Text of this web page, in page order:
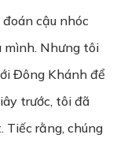
cậu nhóc
Nhưng tôi
Đông Khánh để
trước, tôi đã
Tiếc rằng, chúng